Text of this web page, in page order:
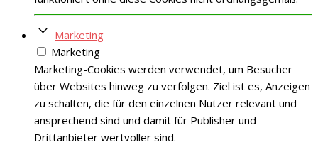
Marketing
Marketing
Marketing-Cookies werden verwendet, um Besucher
über Websites hinweg zu verfolgen. Ziel ist es, Anzeigen
zu schalten, die für den einzelnen Nutzer relevant und
ansprechend sind und damit für Publisher und
Drittanbieter wertvoller sind.